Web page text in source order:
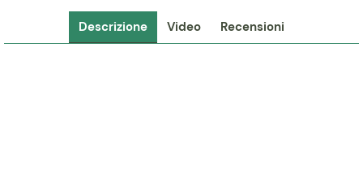
Descrizione Video Recensioni